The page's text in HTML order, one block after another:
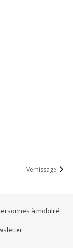
Vernissage
à mobilité